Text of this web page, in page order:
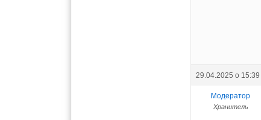
29.04.2025 о 15:39
Модератор
Хранитель